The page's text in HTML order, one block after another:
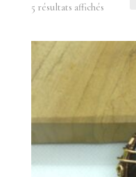
5 résultats affichésTrié
du
plus